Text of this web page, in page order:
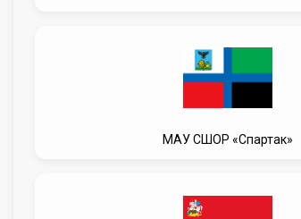
МАУ СШОР «Спартак»